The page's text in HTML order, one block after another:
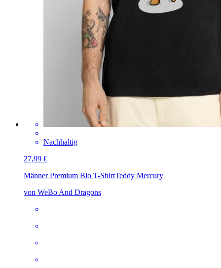
Nachhaltig
27,99 €
Männer Premium Bio T-ShirtTeddy Mercury
von WeBo And Dragons